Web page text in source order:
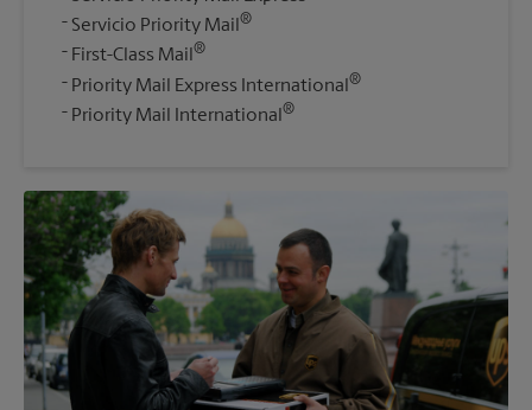
Servicio Priority Mail®
First-Class Mail®
Priority Mail Express International ®
Priority Mail International®